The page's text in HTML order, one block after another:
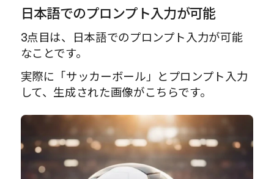
日本語でのプロンプト入力が可能
3点目は、日本語でのプロンプト入力が可能
なことです。
実際に「サッカーボール」とプロンプト入力
して、生成された画像がこちらです。